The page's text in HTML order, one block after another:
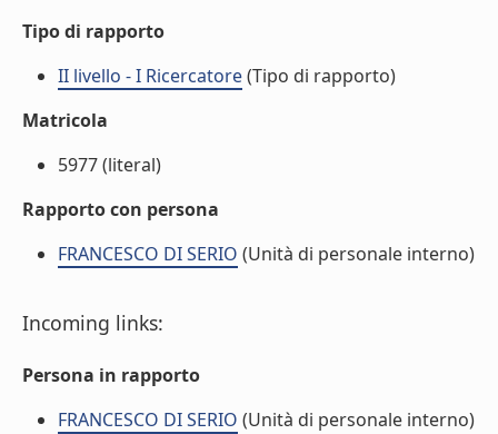
Tipo di rapporto
II livello - I Ricercatore(Tipo di rapporto)
Matricola
5977 (literal)
Rapporto con persona
FRANCESCO DI SERIO (Unità di personale interno)
Incoming links:
Persona in rapporto
FRANCESCO DI SERIO (Unità di personale interno)